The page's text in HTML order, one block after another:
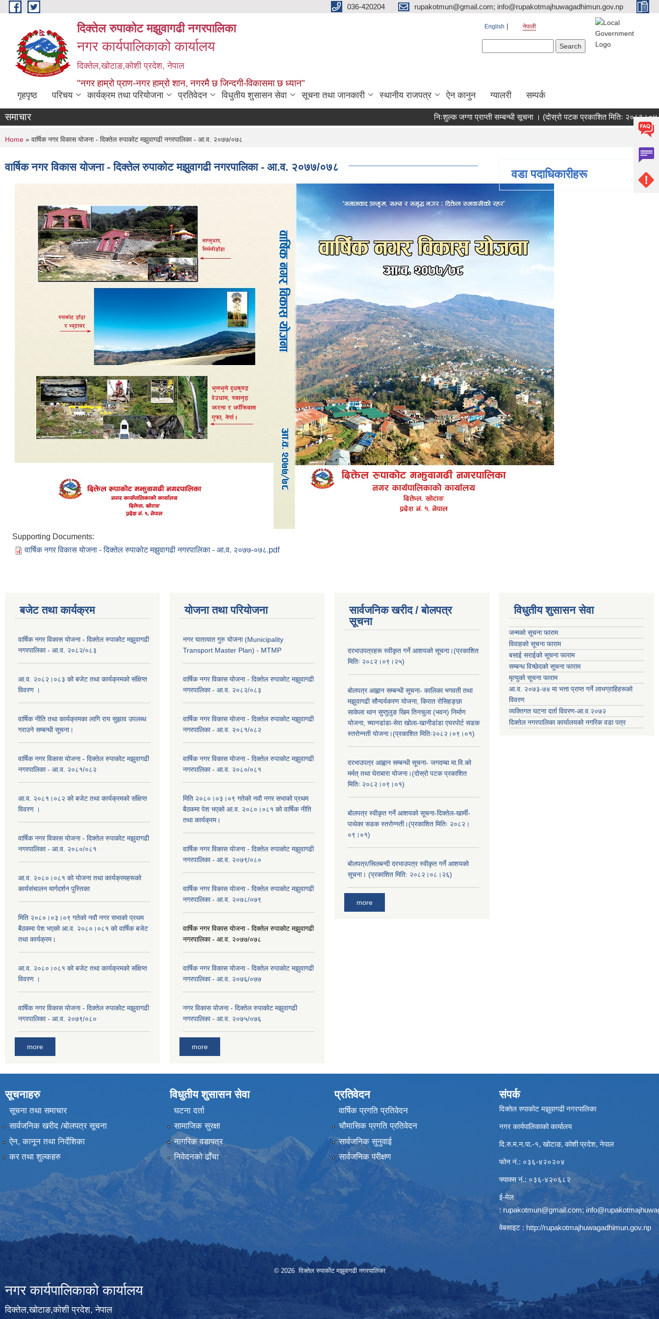
Skip to main content 036-420204 rupakotmun@gmail.com; info@rupakotmajhuwagadhimun.gov.np
दिक्तेल रुपाकोट मझुवागढी नगरपालिका
नगर कार्यपालिकाको कार्यालय
दिक्तेल,खोटाङ,कोशी प्रदेश, नेपाल
"नगर हाम्रो प्राण-नगर हाम्रो शान, नगरमै छ जिन्दगी-विकासमा छ ध्यान"
English नेपाली
गृहपृष्ठ परिचय कार्यक्रम तथा परियोजना प्रतिवेदन विधुतीय शुसासन सेवा सूचना तथा जानकारी स्थानीय राजपत्र ऐन कानुन ग्यालरी सम्पर्क
समाचार निःशुल्क जग्गा प्राप्ती सम्बन्धी सूचना । (दोस्रो पटक प्रकाशित मितिः २०८३।०४।१८)
You are here
Home » वार्षिक नगर विकास योजना - दिक्तेल रुपाकोट मझुवागढी नगरपालिका - आ.व. २०७७/०७८
वार्षिक नगर विकास योजना - दिक्तेल रुपाकोट मझुवागढी नगरपालिका - आ.व. २०७७/०७८
Supporting Documents:
वार्षिक नगर विकास योजना - दिक्तेल रुपाकोट मझुवागढी नगरपालिका - आ.व. २०७७-०७८.pdf
वडा पदाधिकारीहरू
बजेट तथा कार्यक्रम
वार्षिक नगर विकास योजना - दिक्तेल रुपाकोट मझुवागढी
नगरपालिका - आ.व. २०८२/०८३
आ.व. २०८२।०८३ को बजेट तथा कार्यक्रमको संक्षिप्त
विवरण ।
वार्षिक नीति तथा कार्यक्रमका लागि राय सुझाव उपलब्ध
गराउने सम्बन्धी सूचना।
वार्षिक नगर विकास योजना - दिक्तेल रुपाकोट मझुवागढी
नगरपालिका - आ.व. २०८१/०८२
आ.व. २०८१।०८२ को बजेट तथा कार्यक्रमको संक्षिप्त
विवरण ।
वार्षिक नगर विकास योजना - दिक्तेल रुपाकोट मझुवागढी
नगरपालिका - आ.व. २०८०/०८१
आ.व. २०८०।०८१ को योजना तथा कार्यक्रमहरूको
कार्यसंचालन मार्गदर्शन पुस्तिका
मिति २०८०।०३।०९ गतेको नवौ नगर सभाको प्रथम
बैठकमा पेश भएको आ.व. २०८०।०८१ को वार्षिक बजेट
तथा कार्यक्रम।
आ.व. २०८०।०८१ को बजेट तथा कार्यक्रमको संक्षिप्त
विवरण ।
वार्षिक नगर विकास योजना - दिक्तेल रुपाकोट मझुवागढी
नगरपालिका - आ.व. २०७९/०८०
more
योजना तथा परियोजना
नगर यातायात गुरु योजना (Municipality
Transport Master Plan) - MTMP
वार्षिक नगर विकास योजना - दिक्तेल रुपाकोट मझुवागढी
नगरपालिका - आ.व. २०८२/०८३
वार्षिक नगर विकास योजना - दिक्तेल रुपाकोट मझुवागढी
नगरपालिका - आ.व. २०८१/०८२
वार्षिक नगर विकास योजना - दिक्तेल रुपाकोट मझुवागढी
नगरपालिका - आ.व. २०८०/०८१
मिति २०८०।०३।०९ गतेको नवौ नगर सभाको प्रथम
बैठकमा पेश भएको आ.व. २०८०।०८१ को वार्षिक नीति
तथा कार्यक्रम।
वार्षिक नगर विकास योजना - दिक्तेल रुपाकोट मझुवागढी
नगरपालिका - आ.व. २०७९/०८०
वार्षिक नगर विकास योजना - दिक्तेल रुपाकोट मझुवागढी
नगरपालिका - आ.व. २०७८/०७९
वार्षिक नगर विकास योजना - दिक्तेल रुपाकोट मझुवागढी
नगरपालिका - आ.व. २०७७/०७८
वार्षिक नगर विकास योजना - दिक्तेल रुपाकोट मझुवागढी
नगरपालिका - आ.व. २०७६/०७७
नगर विकास योजना - दिक्तेल रुपाकोट मझुवागढी
नगरपालिका - आ.व. २०७५/०७६
more
सार्वजनिक खरीद / बोलपत्र
सूचना
दरभाउपत्रहरू स्वीकृत गर्ने आशयको सूचना।(प्रकाशित
मितिः २०८२।०९।२५)
बोलपत्र आह्वान सम्बन्धी सूचना- कालिका भगवती तथा
मझुवागढी सौन्दर्यकरण योजना, किरात रोसिहङ्छा
साकेला थान सुप्तुलुङ खिम तिनचुला (भवन) निर्माण
योजना, च्यानडांडा-सेरा खोला-खानीडांडा एयरपोर्ट सडक
स्तरोन्नती योजना।(प्रकाशित मितिः२०८२।०९।०१)
दरभाउपत्र आह्वान सम्बन्धी सूचना- जगदम्बा मा.वि.को
मर्मत् तथा घेराबारा योजना।(दोस्रो पटक प्रकाशित
मितिः २०८२।०९।०१)
बोलपत्र स्वीकृत गर्ने आशयको सूचना-दिक्तेल-खार्मी-
पाथेका सडक स्तरोन्नती।(प्रकाशित मितिः २०८२।
०९।०१)
बोलपत्र/सिलबन्दी दरभाउपत्र स्वीकृत गर्ने आशयको
सूचना। (प्रकाशित मिति: २०८२।०८।२६)
more
विधुतीय शुसासन सेवा
जन्मको सूचना फाराम
विवाहको सूचना फाराम
बसाई सराईको सूचना फाराम
सम्बन्ध विच्छेदको सूचना फाराम
मृत्युको सूचना फाराम
आ.व. २०७३-७४ मा भत्ता प्राप्त गर्ने लाभग्राहिहरूको
विवरण
व्यक्तिगत घटना दर्ता विवरण-आ.व.२०७२
दिक्तेल नगरपालिका कार्यालयको नगरिक वडा पत्र
सूचनाहरु
सूचना तथा समाचार
सार्वजनिक खरीद /बोलपत्र सूचना
ऐन, कानून तथा निर्देशिका
कर तथा शुल्कहरु
विधुतीय शुसासन सेवा
घटना दर्ता
सामाजिक सुरक्षा
नागरिक वडापत्र
निवेदनको ढाँचा
प्रतिवेदन
वार्षिक प्रगति प्रतिवेदन
चौमासिक प्रगति प्रतिवेदन
सार्वजनिक सुनुवाई
सार्वजनिक परीक्षण
संपर्क
दिक्तेल रुपाकोट मझुवागढी नगरपालिका
नगर कार्यपालिकाको कार्यालय
दि.रु.म.न.पा.-१, खोटाङ, कोशी प्रदेश, नेपाल
फोन नं.: ०३६-४२०२०४
फ्याक्स नं.: ०३६-४२०६८२
ई-मेल
: rupakotmun@gmail.com;
वेबसाइट : http://rupakotmajhuwagadhimun.gov.np
© 2026 दिक्तेल रुपाकोट मझुवागढी नगरपालिका
नगर कार्यपालिकाको कार्यालय
दिक्तेल,खोटाङ,कोशी प्रदेश, नेपाल